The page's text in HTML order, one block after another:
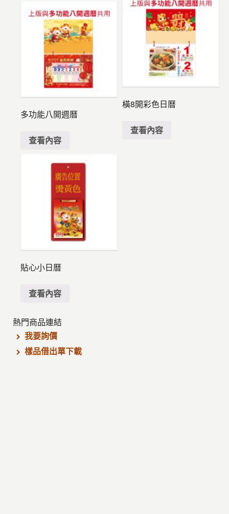
多功能八開週曆
查看內容
橫8開彩色日曆
查看內容
貼心小日曆
查看內容
熱門商品連結
我要詢價
樣品借出單下載